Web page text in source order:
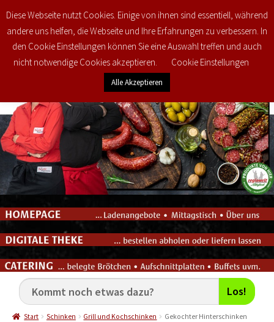
€0,00 0
Los!
Start Schinken Grill und Kochschinken Gekochter Hinterschinken
Diese Webseite nutzt Cookies. Einige von ihnen sind essentiell, während
andere uns helfen, die Webseite und Ihre Erfahrungen zu verbessern. In
den Cookie Einstellungen können Sie eine Auswahl treffen und auch
nicht notwendige Cookies akzeptieren.
Cookie Einstellungen
Alle Akzeptieren